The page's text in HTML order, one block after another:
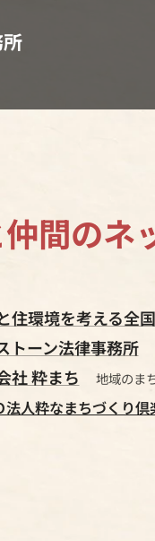
間のネ
住環境を考える全
トーン法律事務所
社 粋まち 地域のま
法人粋なまちづくり倶